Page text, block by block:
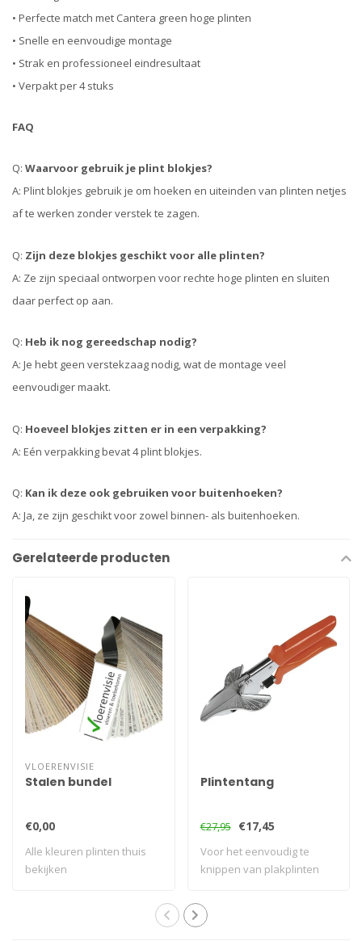
• Perfecte match met Cantera green hoge plinten
• Snelle en eenvoudige montage
• Strak en professioneel eindresultaat
• Verpakt per 4 stuks
FAQ
Q: Waarvoor gebruik je plint blokjes?
A: Plint blokjes gebruik je om hoeken en uiteinden van plinten netjes
af te werken zonder verstek te zagen.
Q: Zijn deze blokjes geschikt voor alle plinten?
A: Ze zijn speciaal ontworpen voor rechte hoge plinten en sluiten
daar perfect op aan.
Q: Heb ik nog gereedschap nodig?
A: Je hebt geen verstekzaag nodig, wat de montage veel
eenvoudiger maakt.
Q: Hoeveel blokjes zitten er in een verpakking?
A: Eén verpakking bevat 4 plint blokjes.
Q: Kan ik deze ook gebruiken voor buitenhoeken?
A: Ja, ze zijn geschikt voor zowel binnen- als buitenhoeken.
Gerelateerde producten
VLOERENVISIE
Stalen bundel
€0,00
Alle kleuren plinten thuis
bekijken
Plintentang
€27,95 €17,45
Voor het eenvoudig te
knippen van plakplinten